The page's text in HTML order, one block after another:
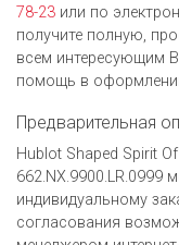
78-23 или по
получите полную,
всем интересующим
помощь в
Предварительная
Hublot Shaped Spirit
662.NX.9900.LR.0999
индивидуальному
согласования